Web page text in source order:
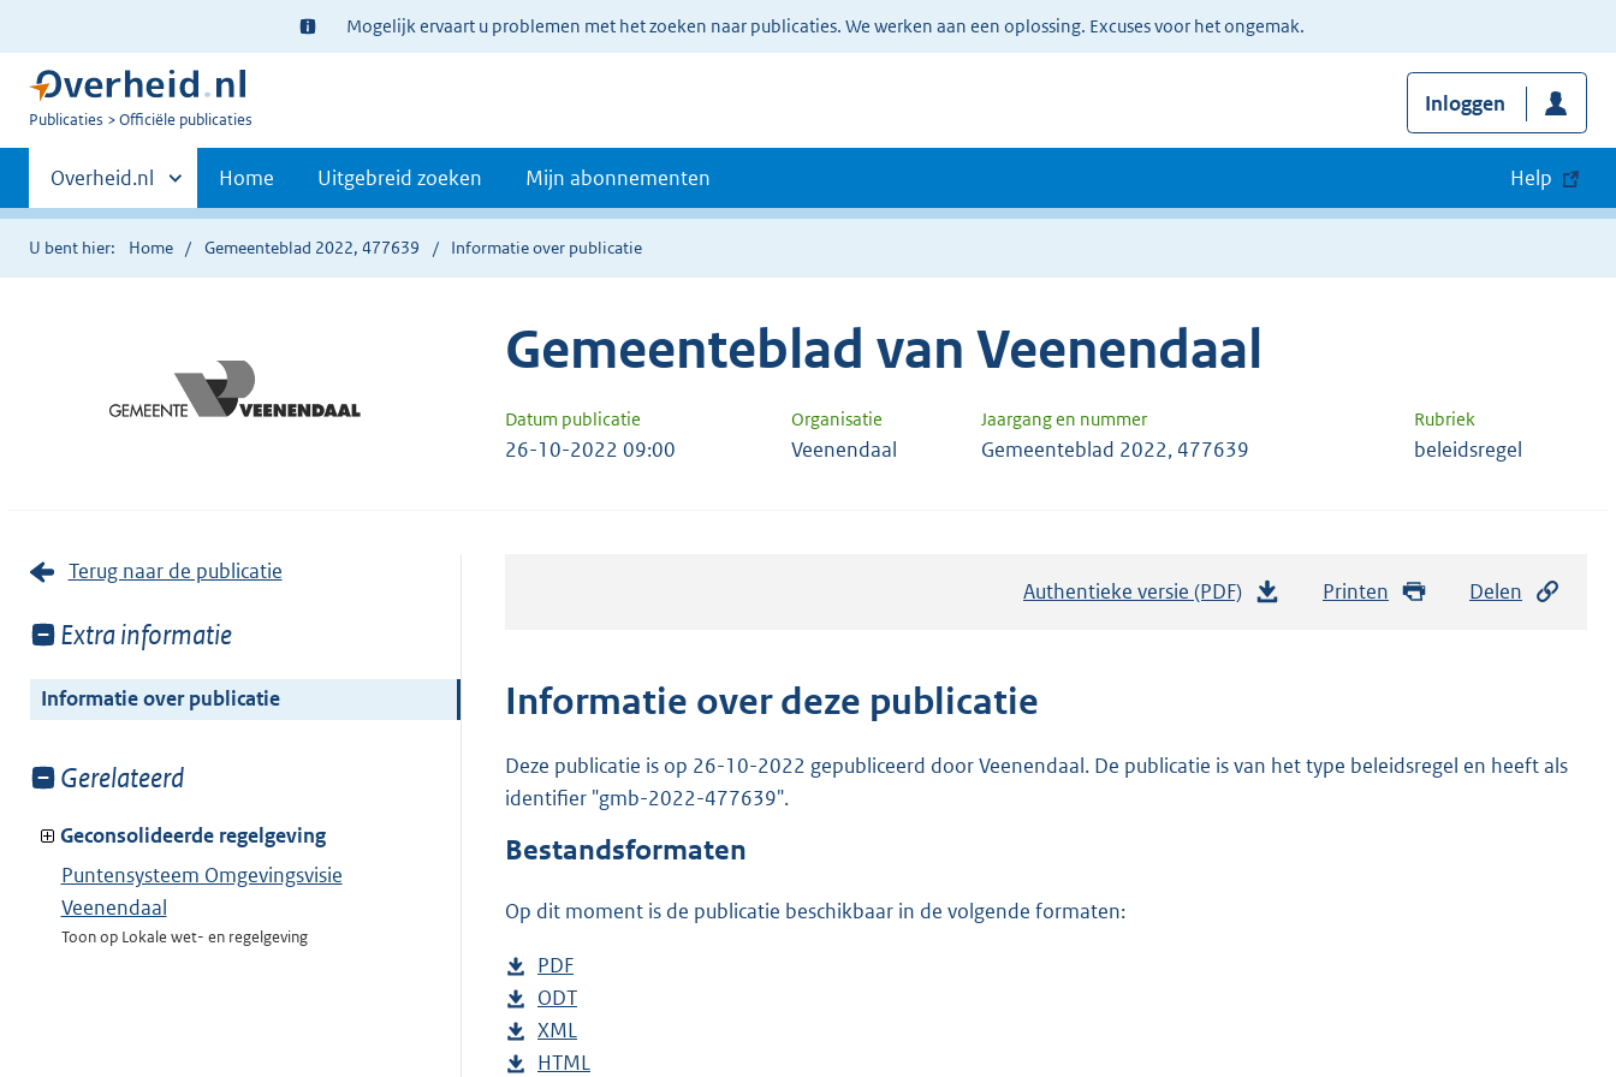
Ter
informatie:
Mogelijk ervaart u problemen met het zoeken naar publicaties. We werken aan een oplossing. Excuses voor het ongemak.
U
Publicaties Officiële publicaties
Inloggen
Primaire
navigatie
Andere
sites
binnen
Overheid.nl Home Uitgebreid zoeken Mijn abonnementen Help
U bent hier: Home Gemeenteblad 2022, 477639 Informatie over publicatie
Gemeenteblad van Veenendaal
Datum publicatie Organisatie Jaargang en nummer Rubriek
26-10-2022 09:00 Veenendaal Gemeenteblad 2022, 477639 beleidsregel
Terug naar de publicatie
Toon
van:
Extra informatie
Informatie over publicatie
Toon
van:
Gerelateerd
Geconsolideerde regelgeving
Puntensysteem Omgevingsvisie
Veenendaal
Toon op Lokale wet- en regelgeving
Authentieke versie (PDF) Printen Delen
Informatie over deze publicatie
Deze publicatie is op 26-10-2022 gepubliceerd door Veenendaal. De publicatie is van het type beleidsregel en heeft als
identifier "gmb-2022-477639".
Bestandsformaten
Op dit moment is de publicatie beschikbaar in de volgende formaten:
D
o
w
n
PDF
e
s
t
D
o
w
ODT
s
D
o
XML
e
D
HTML